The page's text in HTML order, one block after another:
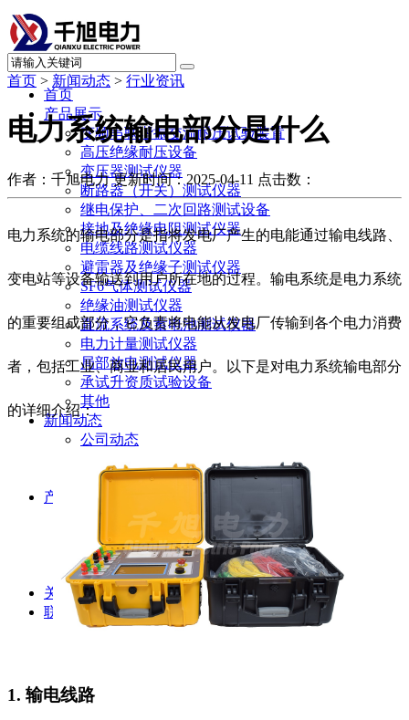
首页
产品展示
变频串联谐振交流耐压试验装置
高压绝缘耐压设备
变压器测试仪器
断路器（开关）测试仪器
继电保护、二次回路测试设备
接地及绝缘电阻测试仪器
电缆线路测试仪器
避雷器及绝缘子测试仪器
SF6气体测试仪器
绝缘油测试仪器
直流系统及蓄电池测试仪器
电力计量测试仪器
局部放电测试仪器
承试升资质试验设备
其他
新闻动态
公司动态
解决方案
产品案例
指导书
培训方案
详情案例
实用工具
关于我们
联系我们
首页 > 新闻动态 > 行业资讯
电力系统输电部分是什么
作者：千旭电力 更新时间：2025-04-11 点击数：
电力系统的输电部分是指将发电厂产生的电能通过输电线路、
变电站等设备输送到用户所在地的过程。输电系统是电力系统
的重要组成部分，它负责将电能从发电厂传输到各个电力消费
者，包括工业、商业和居民用户。以下是对电力系统输电部分
的详细介绍：
1. 输电线路